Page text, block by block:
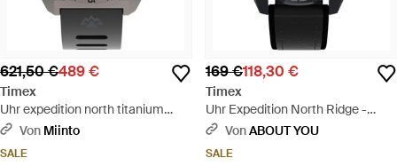
621,50 €489 €
Timex
Uhr expedition north titanium
automatic gmt - Mettallic
Von Miinto
SALE
169 €118,30 €
Timex
Uhr Expedition North Ridge -
Schwarz
VonABOUT YOU
SALE